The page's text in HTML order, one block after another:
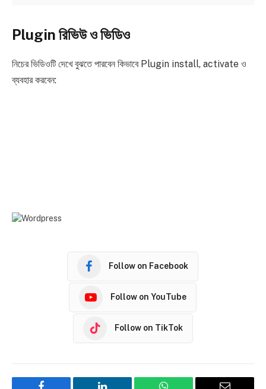
Plugin রিভিউ ও ভিডিও
নিচের ভিডিওটি দেখে বুঝতে পারবেন কিভাবে Plugin install, activate ও
ব্যবহার করবেন:
Follow on Facebook
Follow on YouTube
Follow on TikTok